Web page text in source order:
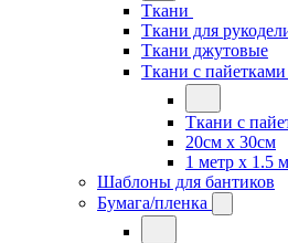
Ткани
Ткани для
Ткани джутовые
Ткани с пайетками
Ткани с
20см х 30см
1 метр х 1.5
Шаблоны для бантиков
Бумага/пленка